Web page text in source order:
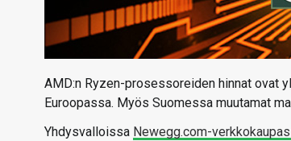
AMD:n Ryzen-prosessoreiden hinnat ovat
Euroopassa. Myös Suomessa muutamat
Yhdysvalloissa Newegg.com-